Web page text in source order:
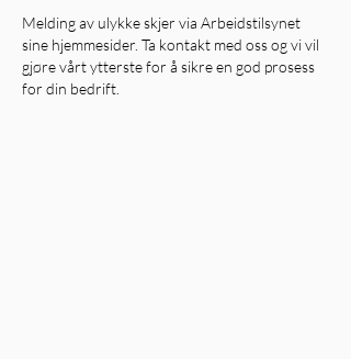
Melding av ulykke skjer via Arbeidstilsynet
sine hjemmesider. Ta kontakt med oss og vi vil
gjøre vårt ytterste for å sikre en god prosess
for din bedrift.